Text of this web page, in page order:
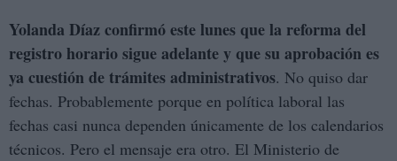
Yolanda Díaz confirmó este lunes que la reforma del
registro horario sigue adelante y que su aprobación es
ya cuestión de trámites administrativos. No quiso dar
fechas. Probablemente porque en política laboral las
fechas casi nunca dependen únicamente de los calendarios
técnicos. Pero el mensaje era otro. El Ministerio de